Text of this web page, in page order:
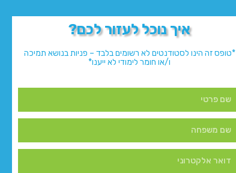
איך נוכל לעזור לכם?
*טופס זה הינו לסטודנטים לא רשומים בלבד – פניות בנושא תמיכה
ו/או חומר לימודי לא ייענו*